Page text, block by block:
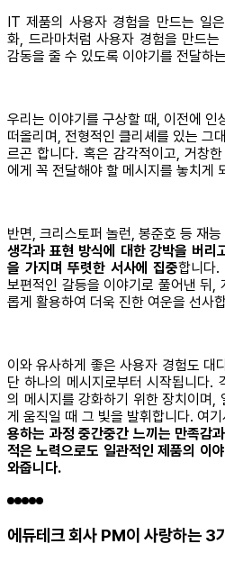
IT 제품의 사용자 경험을 만드는 일
화, 드라마처럼 사용자 경험을 만드
감동을 줄 수 있도록 이야기를 전달하
우리는 이야기를 구상할 때, 이전에 인
떠올리며, 전형적인 클리셰를 있는 그
르곤 합니다. 혹은 감각적이고, 거창
에게 꼭 전달해야 할 메시지를 놓치게
반면, 크리스토퍼 놀런, 봉준호 등 재
생각과 표현 방식에 대한 강박을 버리
을 가지며 뚜렷한 서사에 집중합니다.
보편적인 갈등을 이야기로 풀어낸 뒤,
롭게 활용하여 더욱 진한 여운을 선사
이와 유사하게 좋은 사용자 경험도 대
단 하나의 메시지로부터 시작됩니다.
의 메시지를 강화하기 위한 장치이며,
게 움직일 때 그 빛을 발휘합니다. 여기
용하는 과정 중간중간 느끼는 만족감
적은 노력으로도 일관적인 제품의 이
와줍니다.
에듀테크 회사 PM이 사랑하는 3